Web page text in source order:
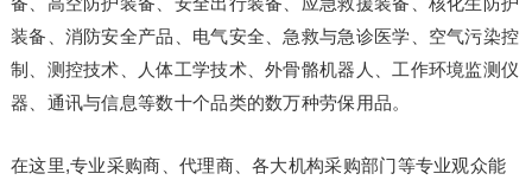
装备、消防安全产品、电气安全、急救与急诊医学、空气污染控
制、测控技术、人体工学技术、外骨骼机器人、工作环境监测仪
器、通讯与信息等数十个品类的数万种劳保用品。
在这里,专业采购商、代理商、各大机构采购部门等专业观众能